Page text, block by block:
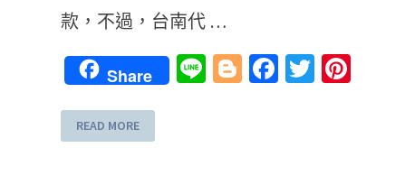
款，不過，台南代 …
Share LineBlogger
Facebook
Twitter
READ MORE